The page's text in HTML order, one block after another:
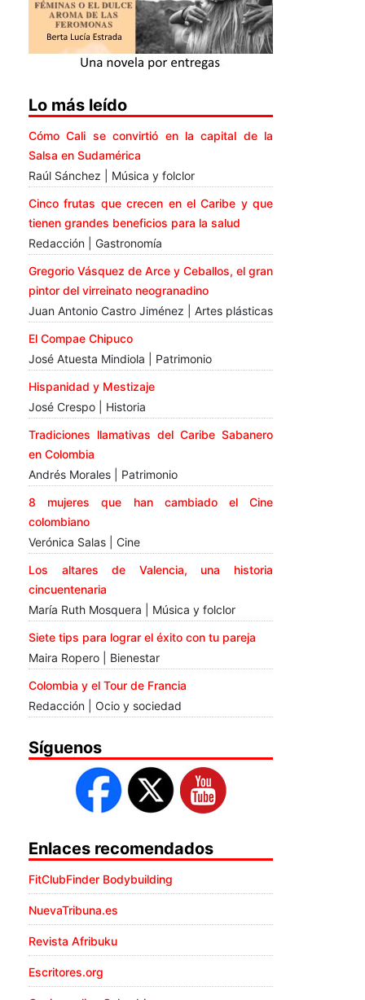
Lo más leído
Cómo Cali se convirtió en la capital de la
Salsa en Sudamérica
Raúl Sánchez | Música y folclor
Cinco frutas que crecen en el Caribe y que
tienen grandes beneficios para la salud
Redacción | Gastronomía
Gregorio Vásquez de Arce y Ceballos, el gran
pintor del virreinato neogranadino
Juan Antonio Castro Jiménez | Artes plásticas
El Compae Chipuco
José Atuesta Mindiola | Patrimonio
Hispanidad y Mestizaje
José Crespo | Historia
Tradiciones llamativas del Caribe Sabanero
en Colombia
Andrés Morales | Patrimonio
8 mujeres que han cambiado el Cine
colombiano
Verónica Salas | Cine
Los altares de Valencia, una historia
cincuentenaria
María Ruth Mosquera | Música y folclor
Siete tips para lograr el éxito con tu pareja
Maira Ropero | Bienestar
Colombia y el Tour de Francia
Redacción | Ocio y sociedad
Síguenos
Enlaces recomendados
FitClubFinder Bodybuilding
NuevaTribuna.es
Revista Afribuku
Escritores.org